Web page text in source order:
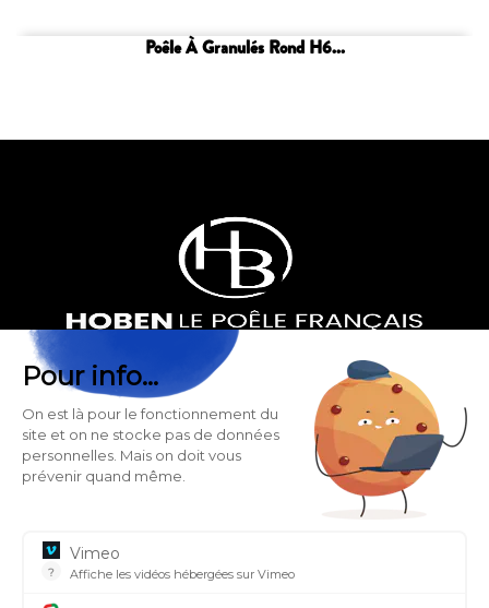
Pour info...
On est là pour le fonctionnement du
site et on ne stocke pas de données
personnelles. Mais on doit vous
prévenir quand même.
?
Vimeo
Affiche les vidéos hébergées sur Vimeo
Poêle À Granulés Rond H6...
HOBEN, POÊLE À GRANULÉS FRANÇAIS
266, Rue des Entrepôts - Les Sagnes
38350 Saint Honoré - France
SUIVEZ-NOUS SUR NOS RÉSEAUX SOCIAUX